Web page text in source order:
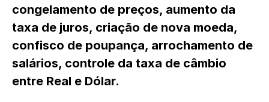
congelamento de preços, aumento da
taxa de juros, criação de nova moeda,
confisco de poupança, arrochamento de
salários, controle da taxa de câmbio
entre Real e Dólar.